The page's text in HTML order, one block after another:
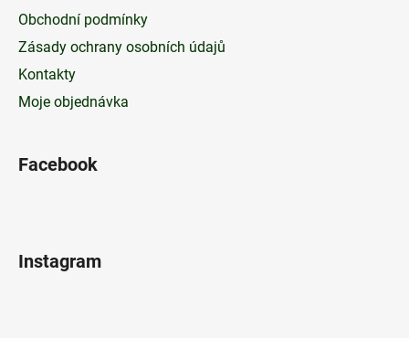
Obchodní podmínky
Zásady ochrany osobních údajů
Kontakty
Moje objednávka
Facebook
Instagram